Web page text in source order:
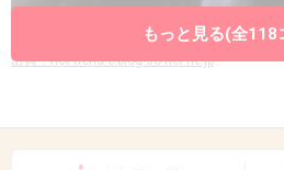
出典：hot-trend.c.blog.so-net.ne.jp
もっと見る(全118